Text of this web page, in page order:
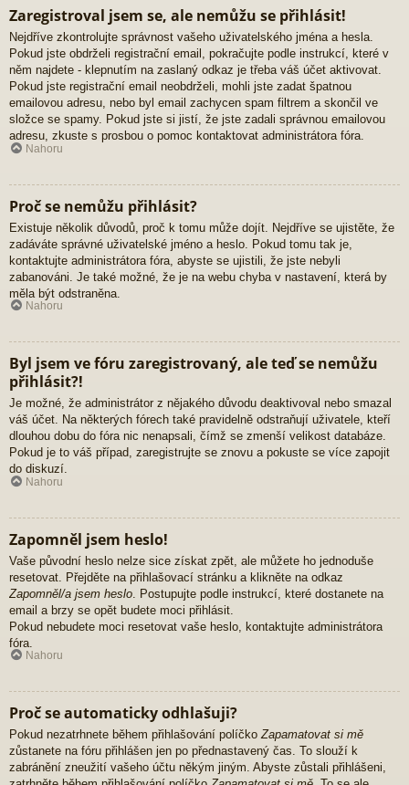
Zaregistroval jsem se, ale nemůžu se přihlásit!
Nejdříve zkontrolujte správnost vašeho uživatelského jména a hesla.
Pokud jste obdrželi registrační email, pokračujte podle instrukcí, které v
něm najdete - klepnutím na zaslaný odkaz je třeba váš účet aktivovat.
Pokud jste registrační email neobdrželi, mohli jste zadat špatnou
emailovou adresu, nebo byl email zachycen spam filtrem a skončil ve
složce se spamy. Pokud jste si jistí, že jste zadali správnou emailovou
adresu, zkuste s prosbou o pomoc kontaktovat administrátora fóra.
Nahoru
Proč se nemůžu přihlásit?
Existuje několik důvodů, proč k tomu může dojít. Nejdříve se ujistěte, že
zadáváte správné uživatelské jméno a heslo. Pokud tomu tak je,
kontaktujte administrátora fóra, abyste se ujistili, že jste nebyli
zabanováni. Je také možné, že je na webu chyba v nastavení, která by
měla být odstraněna.
Nahoru
Byl jsem ve fóru zaregistrovaný, ale teď se nemůžu
přihlásit?!
Je možné, že administrátor z nějakého důvodu deaktivoval nebo smazal
váš účet. Na některých fórech také pravidelně odstraňují uživatele, kteří
dlouhou dobu do fóra nic nenapsali, čímž se zmenší velikost databáze.
Pokud je to váš případ, zaregistrujte se znovu a pokuste se více zapojit
do diskuzí.
Nahoru
Zapomněl jsem heslo!
Vaše původní heslo nelze sice získat zpět, ale můžete ho jednoduše
resetovat. Přejděte na přihlašovací stránku a klikněte na odkaz
Zapomněl/a jsem heslo . Postupujte podle instrukcí, které dostanete na
email a brzy se opět budete moci přihlásit.
Pokud nebudete moci resetovat vaše heslo, kontaktujte administrátora
fóra.
Nahoru
Proč se automaticky odhlašuji?
Pokud nezatrhnete během přihlašování políčkoZapamatovat si mě
zůstanete na fóru přihlášen jen po přednastavený čas. To slouží k
zabránění zneužití vašeho účtu někým jiným. Abyste zůstali přihlášeni,